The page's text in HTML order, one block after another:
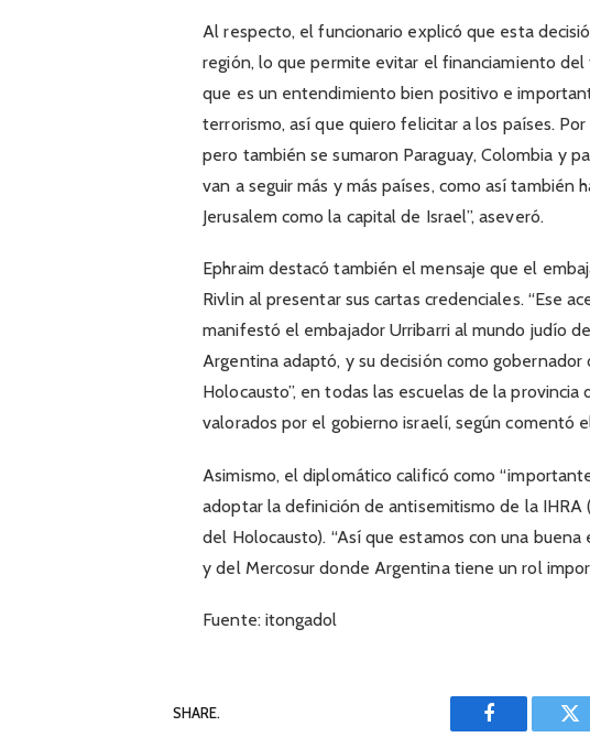
Al respecto, el funcionario explicó que esta
región, lo que permite evitar el financiamiento
que es un entendimiento bien positivo e
terrorismo, así que quiero felicitar a los países.
pero también se sumaron Paraguay, Colombia y
van a seguir más y más países, como así también
Jerusalem como la capital de Israel”, aseveró.
Ephraim destacó también el mensaje que el
Rivlin al presentar sus cartas credenciales. “Ese
manifestó el embajador Urribarri al mundo judío
Argentina adaptó, y su decisión como
Holocausto”, en todas las escuelas de la
valorados por el gobierno israelí, según comentó
Asimismo, el diplomático calificó como
adoptar la definición de antisemitismo de la
del Holocausto). “Así que estamos con una
y del Mercosur donde Argentina tiene un rol
Fuente: itongadol
SHARE.
Facebook